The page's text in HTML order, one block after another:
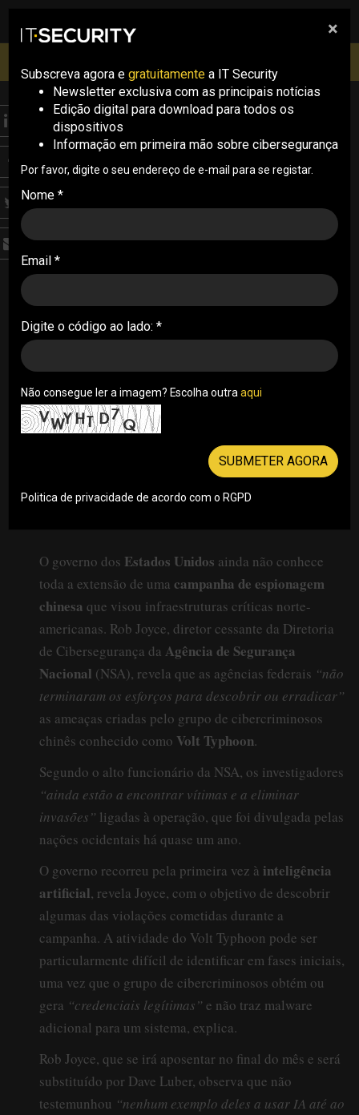
pesquisa
Inscrições abertas
NEWS
EUA continuam a
investigar operação de
hacking chinesa
As agências federais dos EUA “não terminaram
os esforços para descobrir ou erradicar” as
ameaças criadas pelo Volt Typhoon, revela um
20/03/2024
O governo dos Estados Unidos ainda não conhece
toda a extensão de uma campanha de espionagem
chinesa que visou infraestruturas críticas norte-
americanas. Rob Joyce, diretor cessante da Diretoria
de Cibersegurança da Agência de Segurança
Nacional (NSA), revela que as agências federais “não
terminaram os esforços para descobrir ou erradicar”
as ameaças criadas pelo grupo de cibercriminosos
chinês conhecido como Volt Typhoon.
Segundo o alto funcionário da NSA, os investigadores
“ainda estão a encontrar vítimas e a eliminar
invasões” ligadas à operação, que foi divulgada pelas
nações ocidentais há quase um ano.
O governo recorreu pela primeira vez à inteligência
artificial, revela Joyce, com o objetivo de descobrir
algumas das violações cometidas durante a
campanha. A atividade do Volt Typhoon pode ser
particularmente difícil de identificar em fases iniciais,
uma vez que o grupo de cibercriminosos obtém ou
gera “credenciais legítimas” e não traz malware
adicional para um sistema, explica.
Rob Joyce, que se irá aposentar no final do mês e será
substituído por Dave Luber, observa que não
testemunhou “nenhum exemplo deles a usar IA até ao
×
Subscreva agora e gratuitamente a IT Security
Newsletter exclusiva com as principais notícias
Edição digital para download para todos os
dispositivos
Informação em primeira mão sobre cibersegurança
Por favor, digite o seu endereço de e-mail para se registar.
Nome *
Email *
Digite o código ao lado: *
Não consegue ler a imagem? Escolha outra aqui
SUBMETER AGORA
Politica de privacidade de acordo com o RGPD